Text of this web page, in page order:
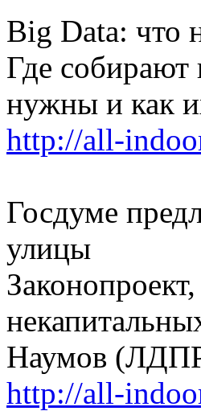
Big Data: что
Где собирают
нужны и как
http://all-
Госдуме
улицы
Наумов
http://all-